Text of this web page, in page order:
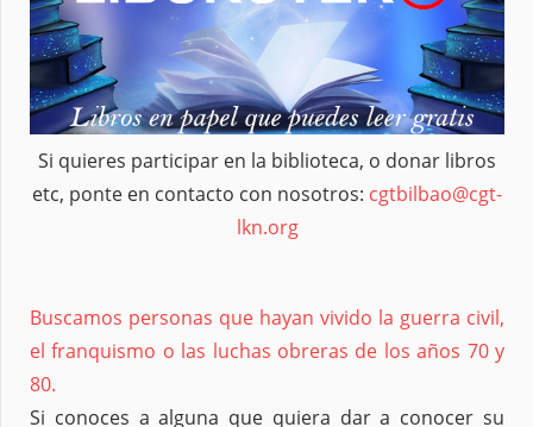
Si quieres participar en la biblioteca, o donar libros
etc, ponte en contacto con nosotros: cgtbilbao@cgt-
lkn.org
Buscamos personas que hayan vivido la guerra civil,
el franquismo o las luchas obreras de los años 70 y
80.
Si conoces a alguna que quiera dar a conocer su